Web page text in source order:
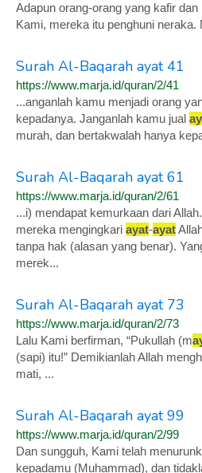
Adapun orang-orang yang kafir
Kami, mereka itu penghuni
Surah Al-Baqarah ayat 41
https://www.marja.id/quran/2/41
...anganlah kamu menjadi orang
kepadanya. Janganlah kamu jual
murah, dan bertakwalah hanya
Surah Al-Baqarah ayat 61
https://www.marja.id/quran/2/61
...i) mendapat kemurkaan dari
mereka mengingkari ayat-ayat
tanpa hak (alasan yang benar).
merek...
Surah Al-Baqarah ayat 73
https://www.marja.id/quran/2/73
Lalu Kami berfirman, “Pukullah (m
(sapi) itu!” Demikianlah Allah
mati, ...
Surah Al-Baqarah ayat 99
https://www.marja.id/quran/2/99
Dan sungguh, Kami telah
kepadamu (Muhammad), dan